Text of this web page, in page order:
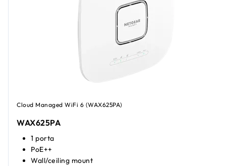
Cloud Managed WiFi 6 (WAX625PA)
WAX625PA
1 porta
PoE++
Wall/ceiling mount